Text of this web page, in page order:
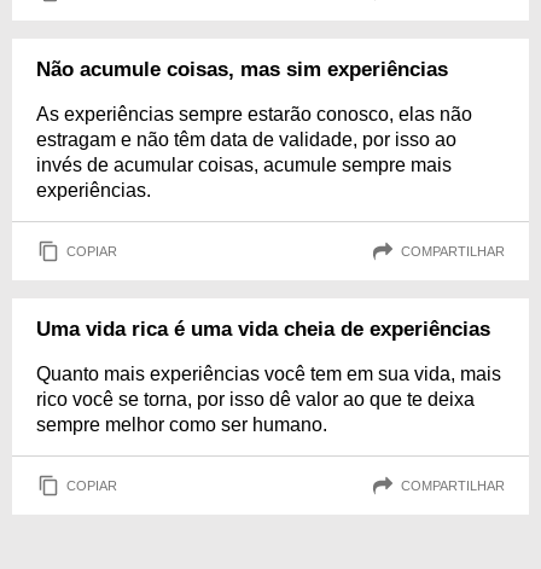
Não acumule coisas, mas sim experiências
As experiências sempre estarão conosco, elas não
estragam e não têm data de validade, por isso ao
invés de acumular coisas, acumule sempre mais
experiências.
COPIAR COMPARTILHAR
Uma vida rica é uma vida cheia de experiências
Quanto mais experiências você tem em sua vida, mais
rico você se torna, por isso dê valor ao que te deixa
sempre melhor como ser humano.
COPIAR COMPARTILHAR